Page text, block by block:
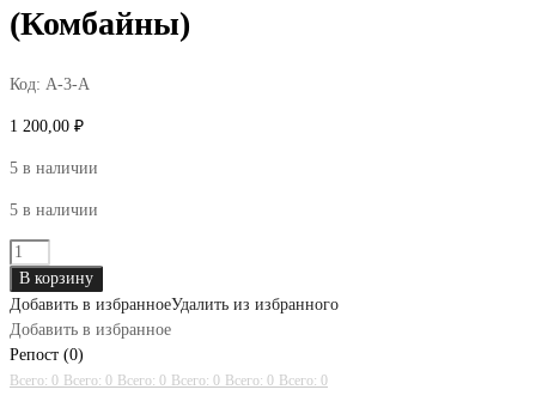
(Комбайны)
Код: А-3-А
1 200,00 ₽
5 в наличии
5 в наличии
Количество
товара
УК
138
М
Указатель
В корзину
Добавить в избранноеУдалить из избранного
Добавить в избранное
Репост (0)
Всего: 0 Всего: 0 Всего: 0 Всего: 0 Всего: 0 Всего: 0